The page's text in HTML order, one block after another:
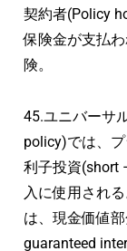
契約者(Policy
保険金が支払
険。
45.ユニバーサ
policy)では、
利子投資(short
入に使用され
は、現金価値
guaranteed